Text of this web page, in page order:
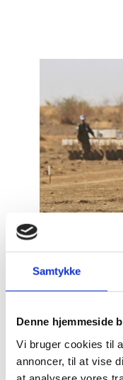
Samtykke
Denne hjemmeside
Vi bruger cookies til
annoncer, til at vise
Danmarks
socioøkonomisk
samt at begrænse